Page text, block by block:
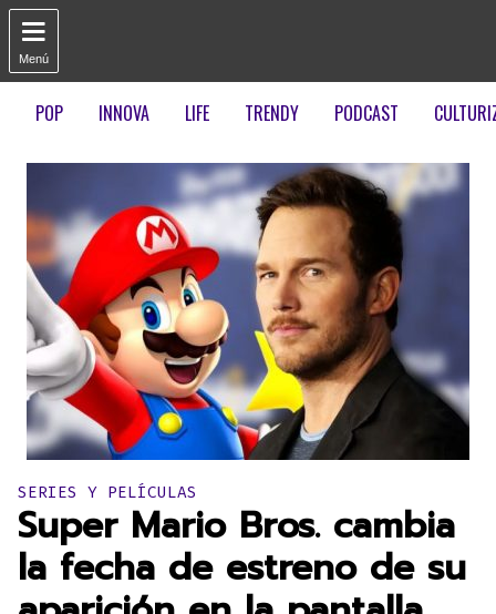

Menú
POP INNOVA LIFE TRENDY PODCAST
Publicado en:
SERIES Y PELÍCULAS
Super Mario Bros. cambia
la fecha de estreno de su